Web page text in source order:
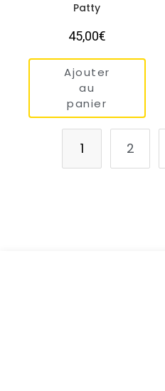
Patty
45,00€
Ajouter
au
panier
1 2